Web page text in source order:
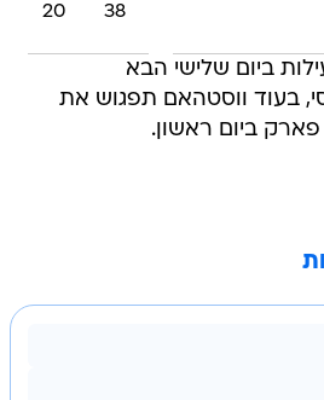
38
20
ביום שלישי הבא
בעוד ווסטהאם תפגוש את
פארק ביום ראשון.